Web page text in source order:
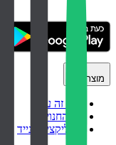
מוצר
איך זה עובד
כל החנויות
אפליקציה לנייד